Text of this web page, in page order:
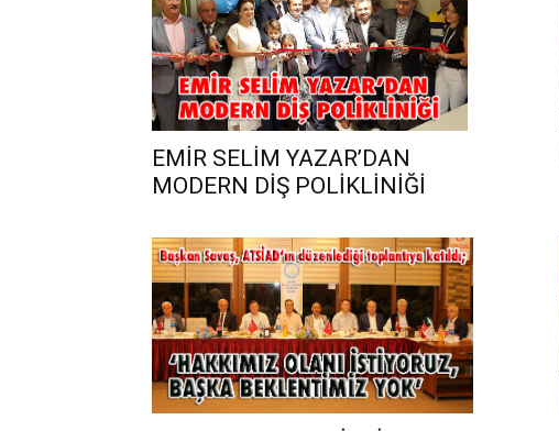
EMİR SELİM YAZAR’DAN
MODERN DİŞ POLİKLİNİĞİ